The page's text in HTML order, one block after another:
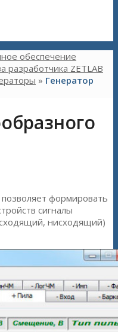
обеспечение
разработчика ZETLAB
» Генератор
позволяет формировать
сигналы
нисходящий)